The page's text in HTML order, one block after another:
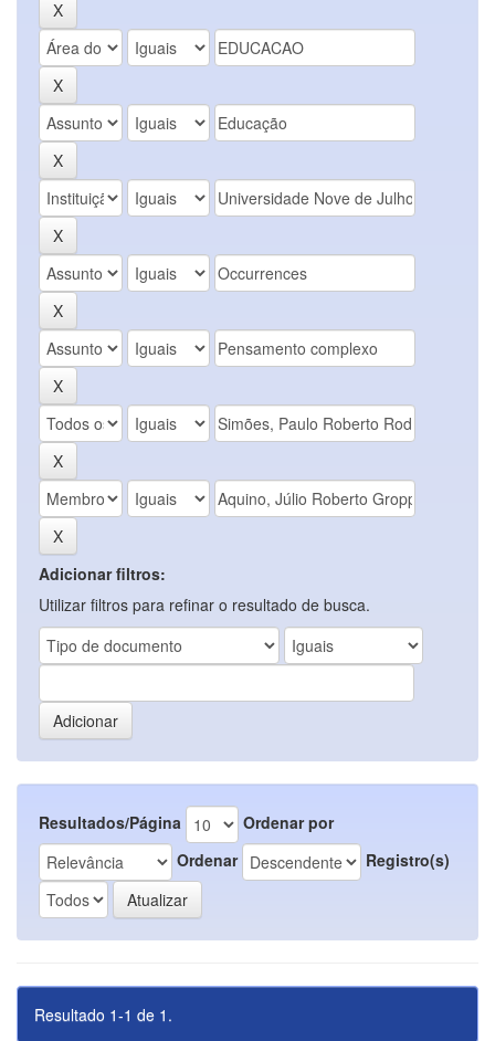
Adicionar filtros:
Utilizar filtros para refinar o resultado de busca.
Resultados/Página
Ordenar por
Ordenar
Registro(s)
Resultado 1-1 de 1.